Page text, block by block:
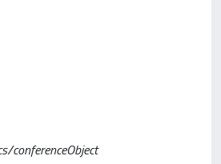
conferenceObject